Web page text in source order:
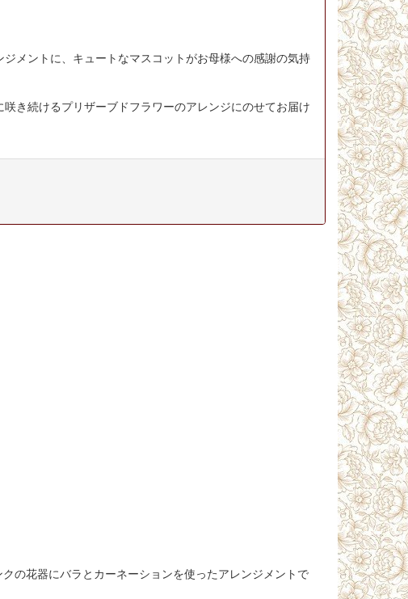
メントに、キュートなマスコットがお母様への感謝の気持
き続けるプリザーブドフラワーのアレンジにのせてお届け
の花器にバラとカーネーションを使ったアレンジメントで